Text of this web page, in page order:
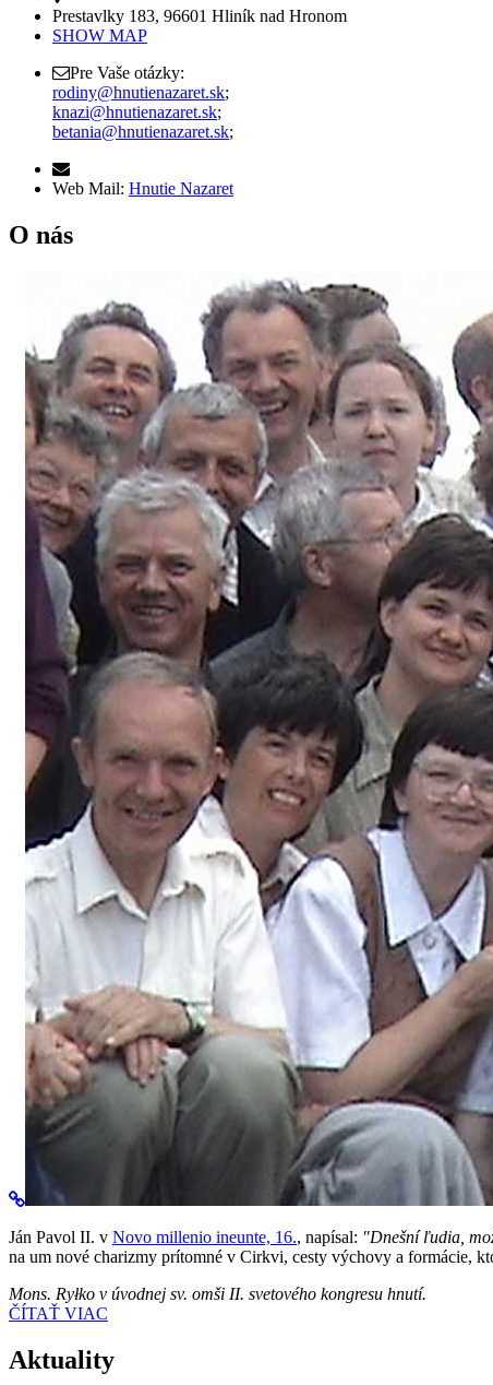
Prestavlky 183, 96601 Hliník nad Hronom
SHOW MAP
Pre Vaše otázky:
rodiny@hnutienazaret.sk;
knazi@hnutienazaret.sk;
betania@hnutienazaret.sk;
Web Mail: Hnutie Nazaret
O nás
Ján Pavol II. v Novo millenio ineunte, 16., napísal: "Dnešní ľudia,
na um nové charizmy prítomné v Cirkvi, cesty výchovy a formácie,
Mons. Ryłko v úvodnej sv. omši II. svetového kongresu hnutí.
ČÍTAŤ VIAC
Aktuality